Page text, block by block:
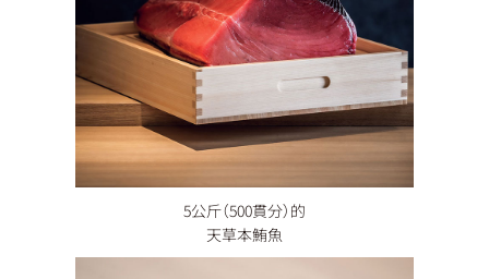
5公斤（500貫分）的
天草本鮪魚